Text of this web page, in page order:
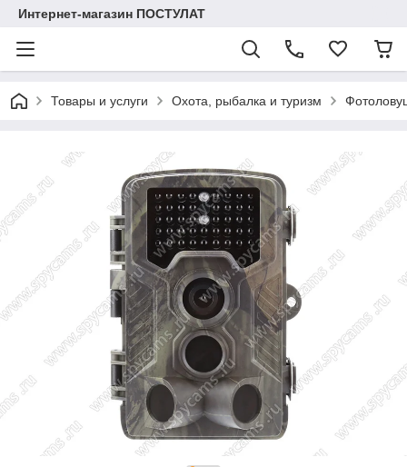
Интернет-магазин ПОСТУЛАТ
Товары и услуги Охота, рыбалка и туризм